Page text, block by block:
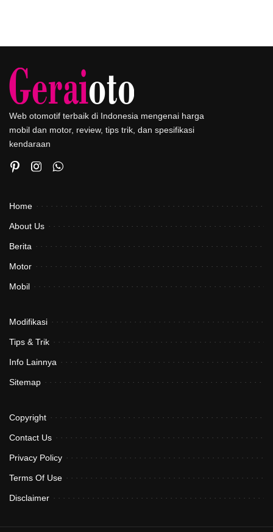
Web otomotif terbaik di Indonesia mengenai harga
mobil dan motor, review, tips trik, dan spesifikasi
kendaraan
Home
About Us
Berita
Motor
Mobil
Modifikasi
Tips & Trik
Info Lainnya
Sitemap
Copyright
Contact Us
Privacy Policy
Terms Of Use
Disclaimer